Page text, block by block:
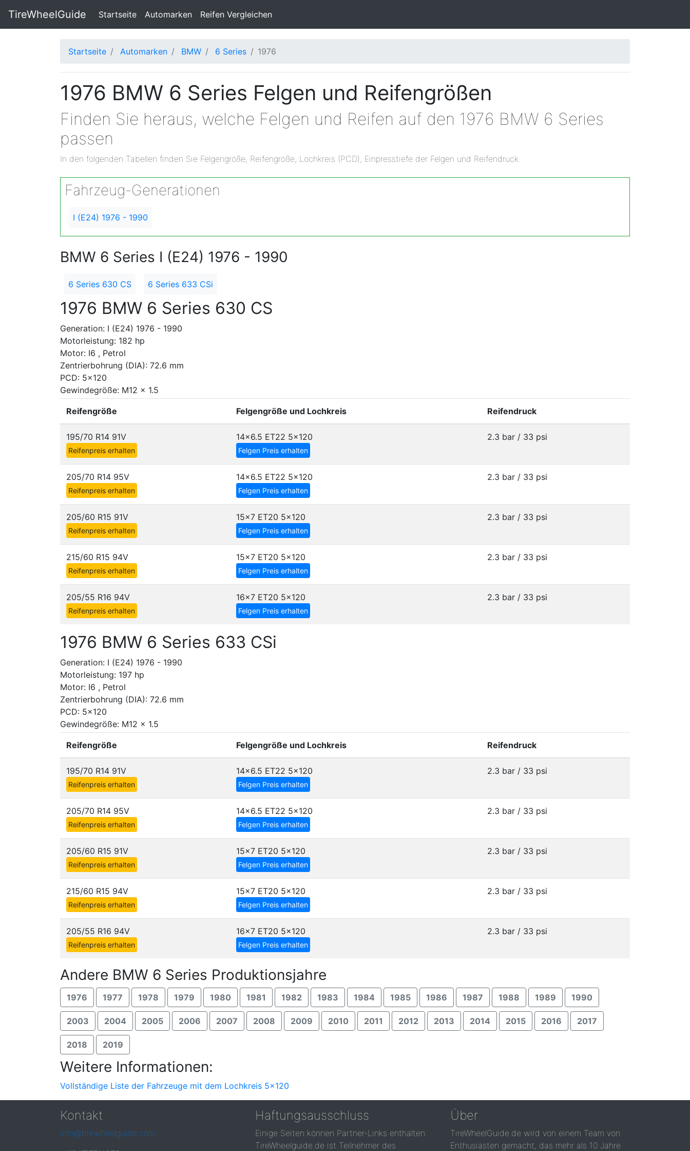
TireWheelGuide Startseite(current)
Automarken Reifen Vergleichen
Startseite Automarken BMW 6 Series 1976
1976 BMW 6 Series Felgen und Reifengrößen
Finden Sie heraus, welche Felgen und Reifen auf den 1976 BMW 6 Series
passen
In den folgenden Tabellen finden Sie Felgengröße, Reifengröße, Lochkreis (PCD), Einpresstiefe der Felgen und Reifendruck.
Fahrzeug-Generationen
I (E24) 1976 - 1990
BMW 6 Series I (E24) 1976 - 1990
6 Series 630 CS 6 Series 633 CSi
1976 BMW 6 Series 630 CS
Generation: I (E24) 1976 - 1990
Motorleistung: 182 hp
Motor: I6 , Petrol
Zentrierbohrung (DIA): 72.6 mm
PCD: 5x120
Gewindegröße: M12 x 1.5
Reifengröße Felgengröße und Lochkreis Reifendruck
195/70 R14 91V
Reifenpreis erhalten
14x6.5 ET22 5x120
Felgen Preis erhalten
2.3 bar / 33 psi
205/70 R14 95V
Reifenpreis erhalten
14x6.5 ET22 5x120
Felgen Preis erhalten
2.3 bar / 33 psi
205/60 R15 91V
Reifenpreis erhalten
15x7 ET20 5x120
Felgen Preis erhalten
2.3 bar / 33 psi
215/60 R15 94V
Reifenpreis erhalten
15x7 ET20 5x120
Felgen Preis erhalten
2.3 bar / 33 psi
205/55 R16 94V
Reifenpreis erhalten
16x7 ET20 5x120
Felgen Preis erhalten
2.3 bar / 33 psi
1976 BMW 6 Series 633 CSi
Generation: I (E24) 1976 - 1990
Motorleistung: 197 hp
Motor: I6 , Petrol
Zentrierbohrung (DIA): 72.6 mm
PCD: 5x120
Gewindegröße: M12 x 1.5
Reifengröße Felgengröße und Lochkreis Reifendruck
195/70 R14 91V
Reifenpreis erhalten
14x6.5 ET22 5x120
Felgen Preis erhalten
2.3 bar / 33 psi
205/70 R14 95V
Reifenpreis erhalten
14x6.5 ET22 5x120
Felgen Preis erhalten
2.3 bar / 33 psi
205/60 R15 91V
Reifenpreis erhalten
15x7 ET20 5x120
Felgen Preis erhalten
2.3 bar / 33 psi
215/60 R15 94V
Reifenpreis erhalten
15x7 ET20 5x120
Felgen Preis erhalten
2.3 bar / 33 psi
205/55 R16 94V
Reifenpreis erhalten
16x7 ET20 5x120
Felgen Preis erhalten
2.3 bar / 33 psi
Andere BMW 6 Series Produktionsjahre
1976 1977 1978 1979 1980 1981 1982 1983 1984 1985 1986 1987 1988 1989 1990
2003 2004 2005 2006 2007 2008 2009 2010 2011 2012 2013 2014 2015 2016 2017
2018 2019
Weitere Informationen:
Vollständige Liste der Fahrzeuge mit dem Lochkreis 5x120
Kontakt
info@tirewheelguide.com
Haftungsausschluss
Einige Seiten können Partner-Links enthalten.
TireWheelguide.de ist Teilnehmer des
Über
TireWheelGuide.de wird von einem Team von
Enthusiasten gemacht, das mehr als 10 Jahre